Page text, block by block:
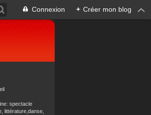
Connexion + Créer mon blog
spectacle
littérature,danse,